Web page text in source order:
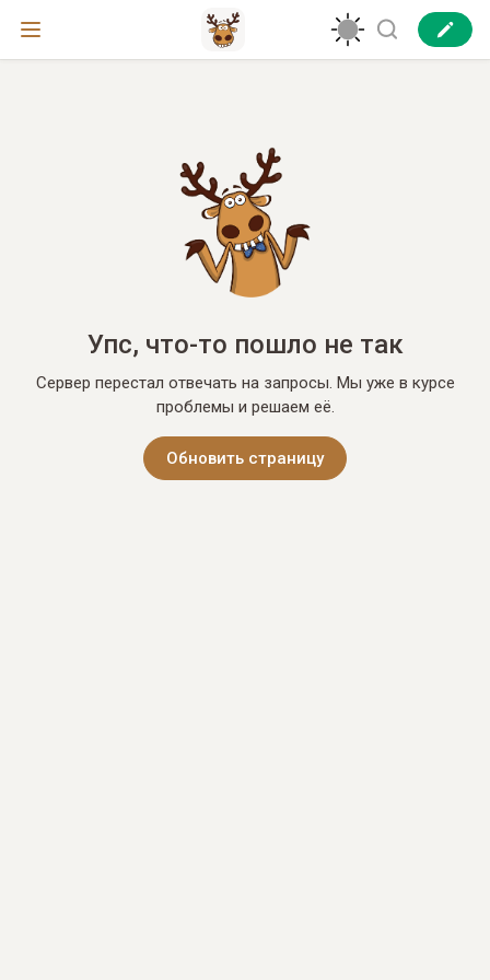
Упс, что-то пошло не так
Сервер перестал отвечать на запросы. Мы уже в курсе
проблемы и решаем её.
Обновить страницу